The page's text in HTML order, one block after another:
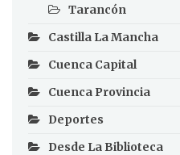
Tarancón
Castilla La Mancha
Cuenca Capital
Cuenca Provincia
Deportes
Desde La Biblioteca